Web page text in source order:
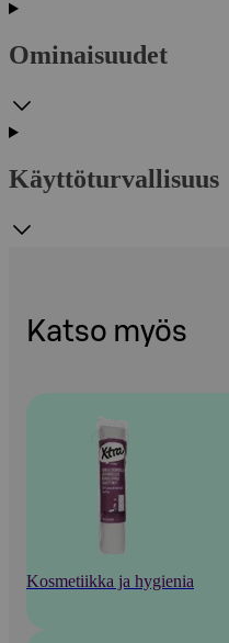
Ominaisuudet
Käyttöturvallisuus
Katso myös
Kosmetiikka ja hygienia